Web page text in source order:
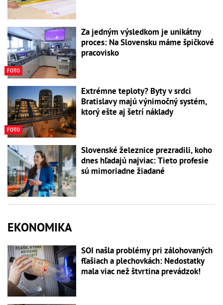
FOTO
Za jedným výsledkom je unikátny
proces: Na Slovensku máme špičkové
pracovisko
FOTO
Extrémne teploty? Byty v srdci
Bratislavy majú výnimočný systém,
ktorý ešte aj šetrí náklady
Slovenské železnice prezradili, koho
dnes hľadajú najviac: Tieto profesie
sú mimoriadne žiadané
EKONOMIKA
SOI našla problémy pri zálohovaných
fľašiach a plechovkách: Nedostatky
mala viac než štvrtina prevádzok!